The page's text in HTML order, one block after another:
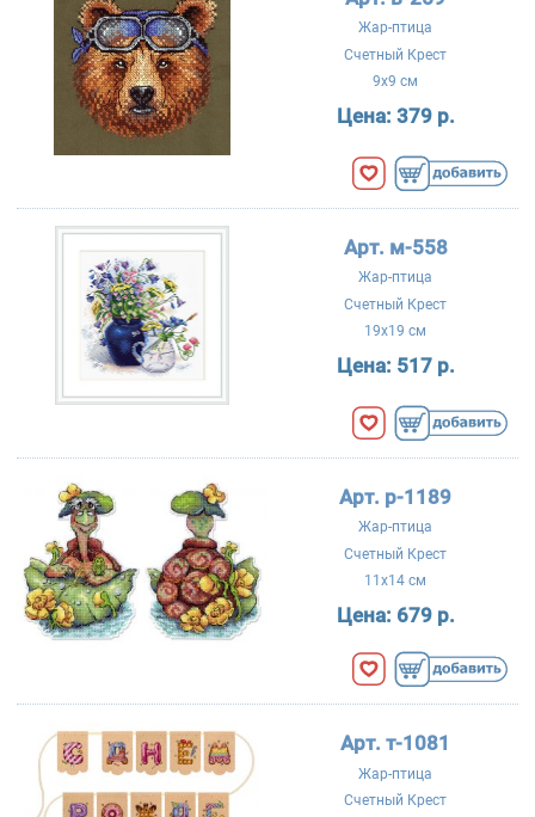
Жар-птица
Счетный Крест
9x9 см
Цена: 379 р.
Арт. м-558
Жар-птица
Счетный Крест
19x19 см
Цена: 517 р.
Арт. р-1189
Жар-птица
Счетный Крест
11x14 см
Цена: 679 р.
Арт. т-1081
Жар-птица
Счетный Крест